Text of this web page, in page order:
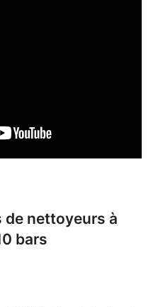
de nettoyeurs à
bars